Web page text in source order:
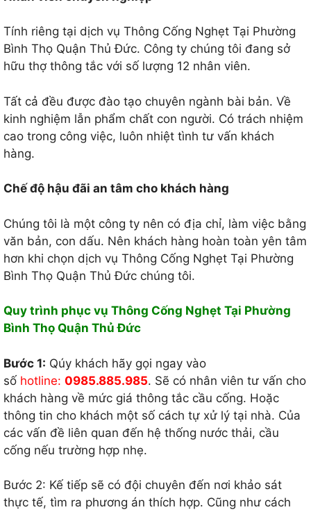
Tính riêng tại dịch vụ Thông Cống Nghẹt Tại Phường
Bình Thọ Quận Thủ Đức. Công ty chúng tôi đang sở
hữu thợ thông tắc với số lượng 12 nhân viên.
Tất cả đều được đào tạo chuyên ngành bài bản. Về
kinh nghiệm lẫn phẩm chất con người. Có trách nhiệm
cao trong công việc, luôn nhiệt tình tư vấn khách
hàng.
Chế độ hậu đãi an tâm cho khách hàng
Chúng tôi là một công ty nên có địa chỉ, làm việc bằng
văn bản, con dấu. Nên khách hàng hoàn toàn yên tâm
hơn khi chọn dịch vụ Thông Cống Nghẹt Tại Phường
Bình Thọ Quận Thủ Đức chúng tôi.
Quy trình phục vụ Thông Cống Nghẹt Tại Phường
Bình Thọ Quận Thủ Đức
Bước 1: Qúy khách hãy gọi ngay vào
số hotline: 0985.885.985. Sẽ có nhân viên tư vấn cho
khách hàng về mức giá thông tắc cầu cống. Hoặc
thông tin cho khách một số cách tự xử lý tại nhà. Của
các vấn đề liên quan đến hệ thống nước thải, cầu
cống nếu trường hợp nhẹ.
Bước 2: Kế tiếp sẽ có đội chuyên đến nơi khảo sát
thực tế, tìm ra phương án thích hợp. Cũng như cách